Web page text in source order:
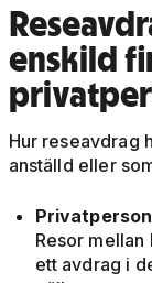
enskild
Hur reseavdrag
anställd eller
Resor
ett avdrag i